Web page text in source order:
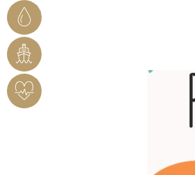
STADTWERKE
BENDORF
RHEINHAFEN
HERZSICHERES
BENDORF